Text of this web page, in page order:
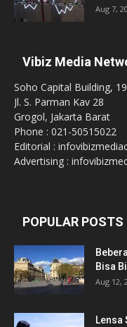
Aug 7,
Vibiz Media
Soho Capital Building,
Jl. S. Parman Kav 28
Grogol, Jakarta Barat
Phone : 021-50515022
Editorial :
Advertising :
POPULAR POSTS
Bisa
Aug 12,
Lensa